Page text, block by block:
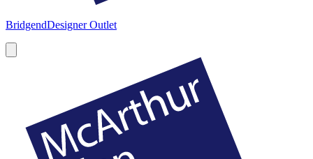
BridgendDesigner Outlet